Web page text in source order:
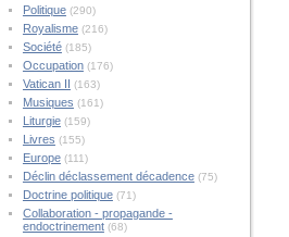
Politique(290)
Royalisme(216)
Société(185)
Occupation(176)
Vatican II (163)
Musiques (161)
Liturgie(159)
Livres (155)
Europe(111)
Déclin déclassement décadence(75)
Doctrine politique(71)
Collaboration - propagande -
endoctrinement(68)